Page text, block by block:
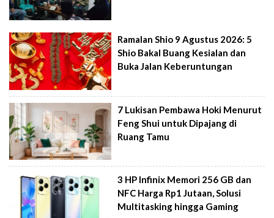
Ramalan Shio 9 Agustus 2026: 5
Shio Bakal Buang Kesialan dan
Buka Jalan Keberuntungan
7 Lukisan Pembawa Hoki Menurut
Feng Shui untuk Dipajang di
Ruang Tamu
3 HP Infinix Memori 256 GB dan
NFC Harga Rp1 Jutaan, Solusi
Multitasking hingga Gaming